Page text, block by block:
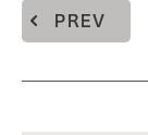
PREV